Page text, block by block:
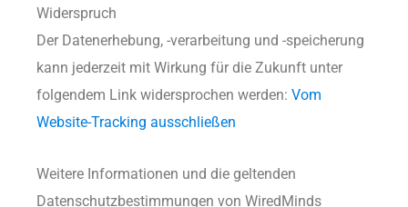
Widerspruch
Der Datenerhebung, -verarbeitung und -speicherung
kann jederzeit mit Wirkung für die Zukunft unter
folgendem Link widersprochen werden: Vom
Website-Tracking ausschließen
Weitere Informationen und die geltenden
Datenschutzbestimmungen von WiredMinds